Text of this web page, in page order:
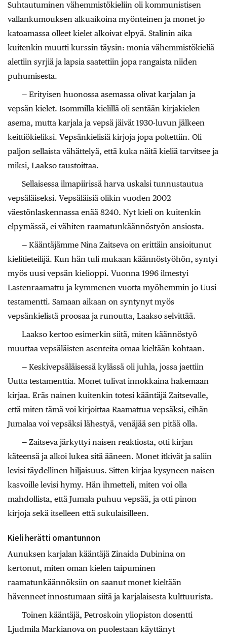
Suhtautuminen vähemmistökieliin oli kommunistisen
vallankumouksen alkuaikoina myönteinen ja monet jo
katoamassa olleet kielet alkoivat elpyä. Stalinin aika
kuitenkin muutti kurssin täysin: monia vähemmistökieliä
alettiin syrjiä ja lapsia saatettiin jopa rangaista niiden
puhumisesta.
— Erityisen huonossa asemassa olivat karjalan ja
vepsän kielet. Isommilla kielillä oli sentään kirjakielen
asema, mutta karjala ja vepsä jäivät 1930-luvun jälkeen
keittiökieliksi. Vepsänkielisiä kirjoja jopa poltettiin. Oli
paljon sellaista vähättelyä, että kuka näitä kieliä tarvitsee ja
miksi, Laakso taustoittaa.
Sellaisessa ilmapiirissä harva uskalsi tunnustautua
vepsäläiseksi. Vepsäläisiä olikin vuoden 2002
väestönlaskennassa enää 8240. Nyt kieli on kuitenkin
elpymässä, ei vähiten raamatunkäännöstyön ansiosta.
— Kääntäjämme Nina Zaitseva on erittäin ansioitunut
kielitieteilijä. Kun hän tuli mukaan käännöstyöhön, syntyi
myös uusi vepsän kielioppi. Vuonna 1996 ilmestyi
Lastenraamattu ja kymmenen vuotta myöhemmin jo Uusi
testamentti. Samaan aikaan on syntynyt myös
vepsänkielistä proosaa ja runoutta, Laakso selvittää.
Laakso kertoo esimerkin siitä, miten käännöstyö
muuttaa vepsäläisten asenteita omaa kieltään kohtaan.
— Keskivepsäläisessä kylässä oli juhla, jossa jaettiin
Uutta testamenttia. Monet tulivat innokkaina hakemaan
kirjaa. Eräs nainen kuitenkin totesi kääntäjä Zaitsevalle,
että miten tämä voi kirjoittaa Raamattua vepsäksi, eihän
Jumalaa voi vepsäksi lähestyä, venäjää sen pitää olla.
— Zaitseva järkyttyi naisen reaktiosta, otti kirjan
käteensä ja alkoi lukea sitä ääneen. Monet itkivät ja saliin
levisi täydellinen hiljaisuus. Sitten kirjaa kysyneen naisen
kasvoille levisi hymy. Hän ihmetteli, miten voi olla
mahdollista, että Jumala puhuu vepsää, ja otti pinon
kirjoja sekä itselleen että sukulaisilleen.
Kieli herätti omantunnon
Aunuksen karjalan kääntäjä Zinaida Dubinina on
kertonut, miten oman kielen taipuminen
raamatunkäännöksiin on saanut monet kieltään
hävenneet innostumaan siitä ja karjalaisesta kulttuurista.
Toinen kääntäjä, Petroskoin yliopiston dosentti
Ljudmila Markianova on puolestaan käyttänyt